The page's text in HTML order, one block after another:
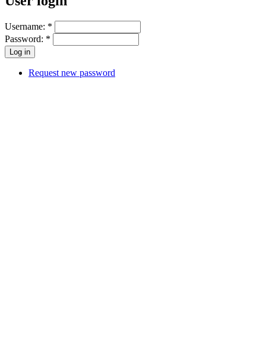
Username: *
Password: *
Request new password